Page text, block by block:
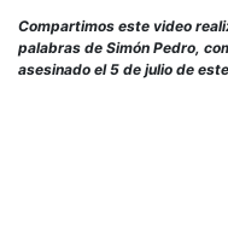
Compartimos este video
palabras de Simón Pedro,
asesinado el 5 de julio de